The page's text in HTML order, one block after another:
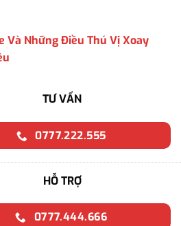
Và Những Điều Thú Vị Xoay
TƯ VẤN
0777.222.555
HỖ TRỢ
0777.444.666